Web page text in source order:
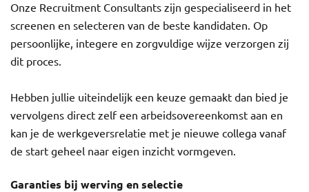
Onze Recruitment Consultants zijn gespecialiseerd in het
screenen en selecteren van de beste kandidaten. Op
persoonlijke, integere en zorgvuldige wijze verzorgen zij
dit proces.
Hebben jullie uiteindelijk een keuze gemaakt dan bied je
vervolgens direct zelf een arbeidsovereenkomst aan en
kan je de werkgeversrelatie met je nieuwe collega vanaf
de start geheel naar eigen inzicht vormgeven.
Garanties bij werving en selectie